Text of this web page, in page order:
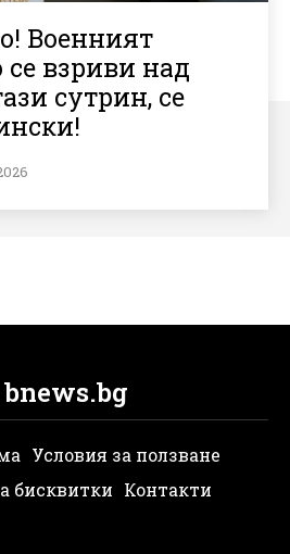
Военният
се взриви над
сутрин, се
Условия за ползване
бисквитки Контакти